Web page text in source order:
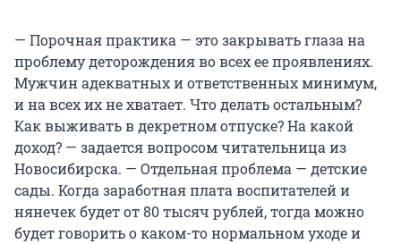
— Порочная практика — это закрывать глаза на
проблему деторождения во всех ее проявлениях.
Мужчин адекватных и ответственных минимум,
и на всех их не хватает. Что делать остальным?
Как выживать в декретном отпуске? На какой
доход? — задается вопросом читательница из
Новосибирска. — Отдельная проблема — детские
сады. Когда заработная плата воспитателей и
нянечек будет от 80 тысяч рублей, тогда можно
будет говорить о каком-то нормальном уходе и